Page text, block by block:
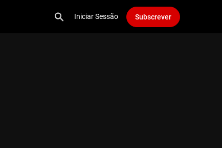
Iniciar Sessão Subscrever